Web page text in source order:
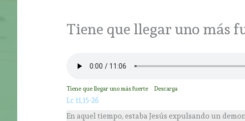
Tiene que llegar uno más
Tiene que llegar uno más fuerte Descarga
Lc 11,15-26
En aquel tiempo, estaba Jesús expulsando un